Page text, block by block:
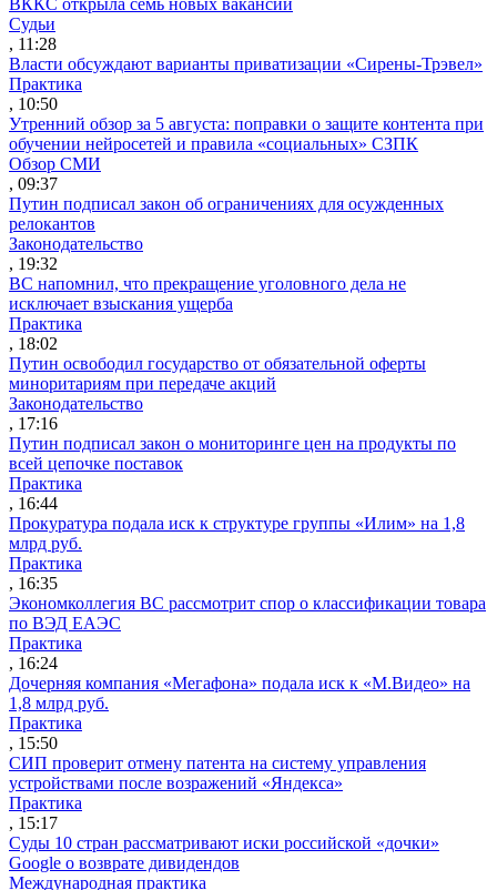
Судьи
, 11:28
Власти обсуждают варианты приватизации «Сирены-Трэвел»
Практика
, 10:50
Утренний обзор за 5 августа: поправки о защите контента при
обучении нейросетей и правила «социальных» СЗПК
Обзор СМИ
, 09:37
Путин подписал закон об ограничениях для осужденных
релокантов
Законодательство
, 19:32
ВС напомнил, что прекращение уголовного дела не
исключает взыскания ущерба
Практика
, 18:02
Путин освободил государство от обязательной оферты
миноритариям при передаче акций
Законодательство
, 17:16
Путин подписал закон о мониторинге цен на продукты по
всей цепочке поставок
Практика
, 16:44
Прокуратура подала иск к структуре группы «Илим» на 1,8
млрд руб.
Практика
, 16:35
Экономколлегия ВС рассмотрит спор о классификации товара
по ВЭД ЕАЭС
Практика
, 16:24
Дочерняя компания «Мегафона» подала иск к «М.Видео» на
1,8 млрд руб.
Практика
, 15:50
СИП проверит отмену патента на систему управления
устройствами после возражений «Яндекса»
Практика
, 15:17
Суды 10 стран рассматривают иски российской «дочки»
Google о возврате дивидендов
Международная практика